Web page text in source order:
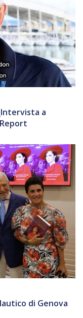
a
di Genova